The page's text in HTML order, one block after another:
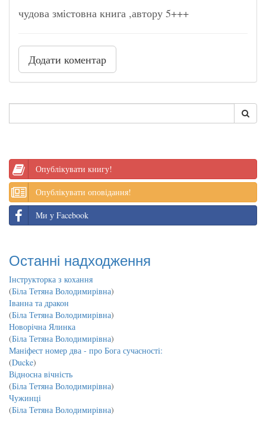
чудова змістовна книга ,автору 5+++
Додати коментар
Опублікувати книгу!
Опублікувати оповідання!
Ми у Facebook
Останні надходження
Інструкторка з кохання
(Біла Тетяна Володимирівна)
Іванна та дракон
(Біла Тетяна Володимирівна)
Новорічна Ялинка
(Біла Тетяна Володимирівна)
Маніфест номер два - про Бога сучасності:
(Ducke)
Відносна вічність
(Біла Тетяна Володимирівна)
Чужинці
(Біла Тетяна Володимирівна)